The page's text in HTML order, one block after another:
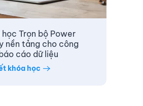
học Trọn bộ Power
nền tảng cho công
cáo dữ liệu
khóa học